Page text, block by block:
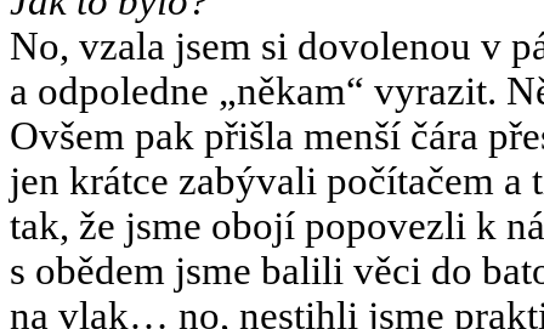
No, vzala jsem si dovolenou v
a odpoledne „někam“ vyrazit.
Ovšem pak přišla menší čára
jen krátce zabývali počítačem
tak, že jsme obojí popovezli k
s obědem jsme balili věci do
na vlak… no, nestihli jsme